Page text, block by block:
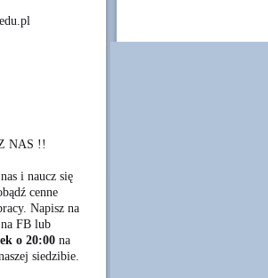
NAS !!
i naucz się
cenne
Napisz na
FB lub
o 20:00 na
siedzibie.